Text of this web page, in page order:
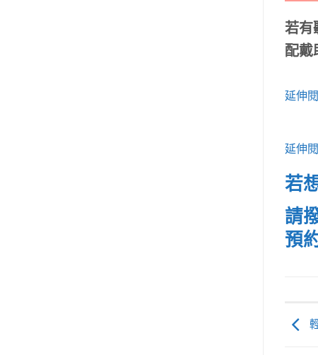
若有
配戴
延伸
延伸
若
請
預